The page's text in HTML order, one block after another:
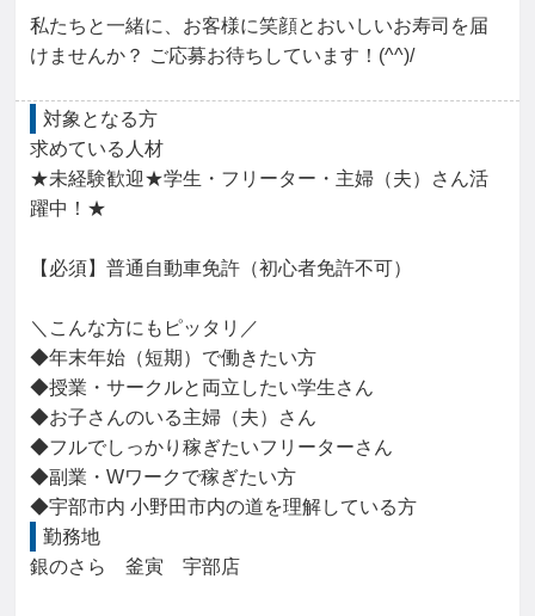
私たちと一緒に、お客様に笑顔とおいしいお寿司を届
けませんか？ ご応募お待ちしています！(^^)/
対象となる方
求めている人材
★未経験歓迎★学生・フリーター・主婦（夫）さん活
躍中！★
【必須】普通自動車免許（初心者免許不可）
＼こんな方にもピッタリ／
◆年末年始（短期）で働きたい方
◆授業・サークルと両立したい学生さん
◆お子さんのいる主婦（夫）さん
◆フルでしっかり稼ぎたいフリーターさん
◆副業・Wワークで稼ぎたい方
◆宇部市内 小野田市内の道を理解している方
勤務地
銀のさら　釜寅　宇部店